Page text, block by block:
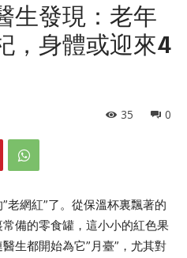
生發現：老年
，身體或迎來4
0
35
老網紅”了。從保溫杯裏飄著的
備的零食罐，這小小的紅色果
生都開始為它”月臺”，尤其對